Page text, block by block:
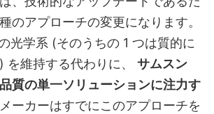
のアプローチの変更になります。
光学系 (そのうちの 1 つは質的に
を維持する代わりに、 サムスン
質の単一ソリューションに注力す
ーカーはすでにこのアプローチを